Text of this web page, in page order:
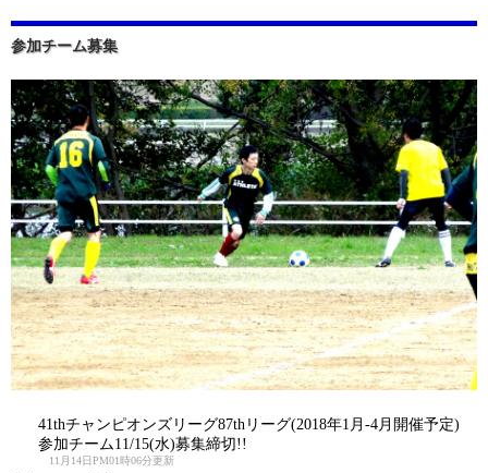
参加チーム募集
41thチャンピオンズリーグ87thリーグ(2018年1月-4月開催予定)
参加チーム11/15(水)募集締切!!
11月14日PM01時06分更新